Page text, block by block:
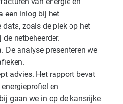
een inlog bij het
data, zoals de plek op het
de netbeheerder.
De analyse presenteren we
advies. Het rapport bevat
en
gaan we in op de kansrijke